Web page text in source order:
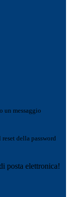
un messaggio
della password
posta elettronica!